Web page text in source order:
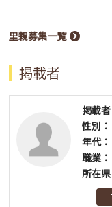
里親募集一覧
掲載者
掲載者
性別：
年代：
職業：
所在県